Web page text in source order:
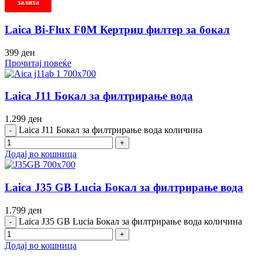
залиха
Laica Bi-Flux F0M Кертриџ филтер за бокал
399 ден
Прочитај повеќе
Laica J11 Бокал за филтрирање вода
1.299 ден
Laica J11 Бокал за филтрирање вода количина
Додај во кошница
Laica J35 GB Lucia Бокал за филтрирање вода
1.799 ден
Laica J35 GB Lucia Бокал за филтрирање вода количина
Додај во кошница